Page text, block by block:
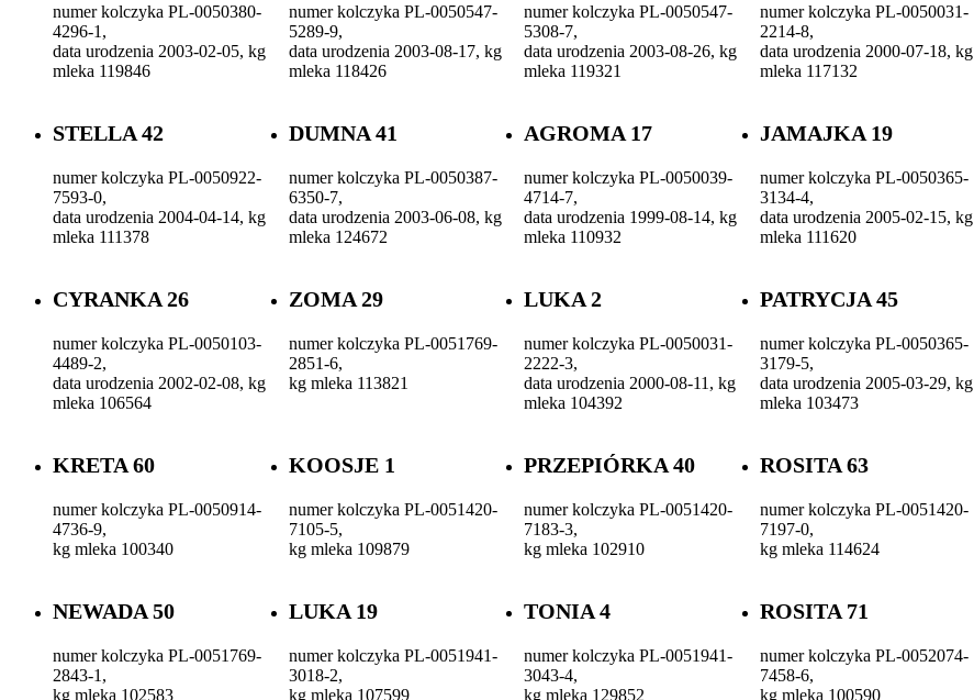
numer kolczyka PL-0050380-
4296-1,
data urodzenia 2003-02-05, kg
mleka 119846
numer kolczyka PL-0050547-
5289-9,
data urodzenia 2003-08-17, kg
mleka 118426
numer kolczyka PL-0050547-
5308-7,
data urodzenia 2003-08-26, kg
mleka 119321
numer kolczyka PL-0050031-
2214-8,
data urodzenia 2000-07-18, kg
mleka 117132
STELLA 42
numer kolczyka PL-0050922-
7593-0,
data urodzenia 2004-04-14, kg
mleka 111378
DUMNA 41
numer kolczyka PL-0050387-
6350-7,
data urodzenia 2003-06-08, kg
mleka 124672
AGROMA 17
numer kolczyka PL-0050039-
4714-7,
data urodzenia 1999-08-14, kg
mleka 110932
JAMAJKA 19
numer kolczyka PL-0050365-
3134-4,
data urodzenia 2005-02-15, kg
mleka 111620
CYRANKA 26
numer kolczyka PL-0050103-
4489-2,
data urodzenia 2002-02-08, kg
mleka 106564
ZOMA 29
numer kolczyka PL-0051769-
2851-6,
kg mleka 113821
LUKA 2
numer kolczyka PL-0050031-
2222-3,
data urodzenia 2000-08-11, kg
mleka 104392
PATRYCJA 45
numer kolczyka PL-0050365-
3179-5,
data urodzenia 2005-03-29, kg
mleka 103473
KRETA 60
numer kolczyka PL-0050914-
4736-9,
kg mleka 100340
KOOSJE 1
numer kolczyka PL-0051420-
7105-5,
kg mleka 109879
PRZEPIÓRKA 40
numer kolczyka PL-0051420-
7183-3,
kg mleka 102910
ROSITA 63
numer kolczyka PL-0051420-
7197-0,
kg mleka 114624
NEWADA 50
numer kolczyka PL-0051769-
2843-1,
kg mleka 102583
LUKA 19
numer kolczyka PL-0051941-
3018-2,
kg mleka 107599
TONIA 4
numer kolczyka PL-0051941-
3043-4,
kg mleka 129852
ROSITA 71
numer kolczyka PL-0052074-
7458-6,
kg mleka 100590